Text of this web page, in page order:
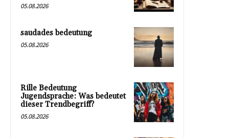
05.08.2026
saudades bedeutung
05.08.2026
Rille Bedeutung
Jugendsprache: Was bedeutet
dieser Trendbegriff?
05.08.2026